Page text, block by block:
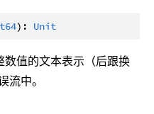
): Unit
值的文本表示（后跟换
流中。